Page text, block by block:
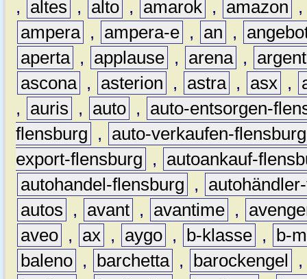
,
altes , alto , amarok , amazon
ampera , ampera-e , an ,
aperta , applause , arena ,
ascona , asterion , astra , asx ,
,
auris , auto ,
auto-entsorgen-
flensburg
,
auto-verkaufen-flensburg
export-flensburg
,
autoankauf-
autohandel-flensburg
,
autos
, avant , avantime ,
aveo , ax , aygo , b-klasse ,
b-
baleno , barchetta , barockengel